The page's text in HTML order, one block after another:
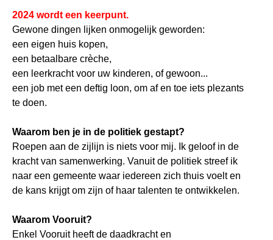
2024 wordt een keerpunt.
Gewone dingen lijken onmogelijk geworden:
een eigen huis kopen,
een betaalbare crèche,
een leerkracht voor uw kinderen, of gewoon...
een job met een deftig loon, om af en toe iets plezants
te doen.
Waarom ben je in de politiek gestapt?
Roepen aan de zijlijn is niets voor mij. Ik geloof in de
kracht van samenwerking. Vanuit de politiek streef ik
naar een gemeente waar iedereen zich thuis voelt en
de kans krijgt om zijn of haar talenten te ontwikkelen.
Waarom Vooruit?
Enkel Vooruit heeft de daadkracht en